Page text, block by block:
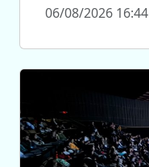
06/08/2026 16:44